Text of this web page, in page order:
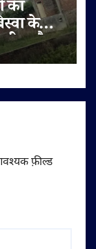
का
के
अवैध
फ़ील्ड